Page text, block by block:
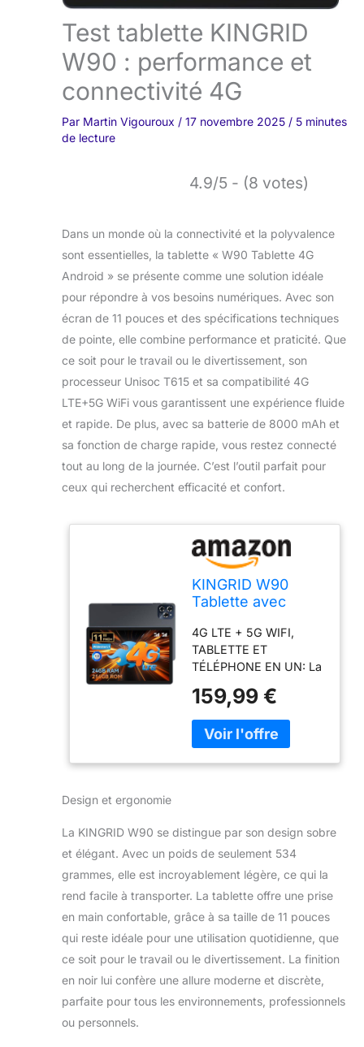
Test tablette KINGRID
W90 : performance et
connectivité 4G
Par Martin Vigouroux / 17 novembre 2025 / 5 minutes
de lecture
4.9/5 - (8 votes)
Dans un monde où la connectivité et la polyvalence
sont essentielles, la tablette « W90 Tablette 4G
Android » se présente comme une solution idéale
pour répondre à vos besoins numériques. Avec son
écran de 11 pouces et des spécifications techniques
de pointe, elle combine performance et praticité. Que
ce soit pour le travail ou le divertissement, son
processeur Unisoc T615 et sa compatibilité 4G
LTE+5G WiFi vous garantissent une expérience fluide
et rapide. De plus, avec sa batterie de 8000 mAh et
sa fonction de charge rapide, vous restez connecté
tout au long de la journée. C’est l’outil parfait pour
ceux qui recherchent efficacité et confort.
KINGRID W90
Tablette avec
256 Go(4 to TF),
Octa-Core
4G LTE + 5G WIFI,
TABLETTE ET
TÉLÉPHONE EN UN: La
prend en charge les
appels 4G LTE et peut
accueillir deux cartes
SIM, vous permettant
de passer des appels et
grand écran en un seul
appareil, parfait pour les
voyages ou
déplacements
équipement
supplémentaire. Avec le
WiFi 5G, la vitesse
Internet augmente de
téléchargements
159,99 €
Design et ergonomie
La KINGRID W90 se distingue par son design sobre
et élégant. Avec un poids de seulement 534
grammes, elle est incroyablement légère, ce qui la
rend facile à transporter. La tablette offre une prise
en main confortable, grâce à sa taille de 11 pouces
qui reste idéale pour une utilisation quotidienne, que
ce soit pour le travail ou le divertissement. La finition
en noir lui confère une allure moderne et discrète,
parfaite pour tous les environnements, professionnels
ou personnels.